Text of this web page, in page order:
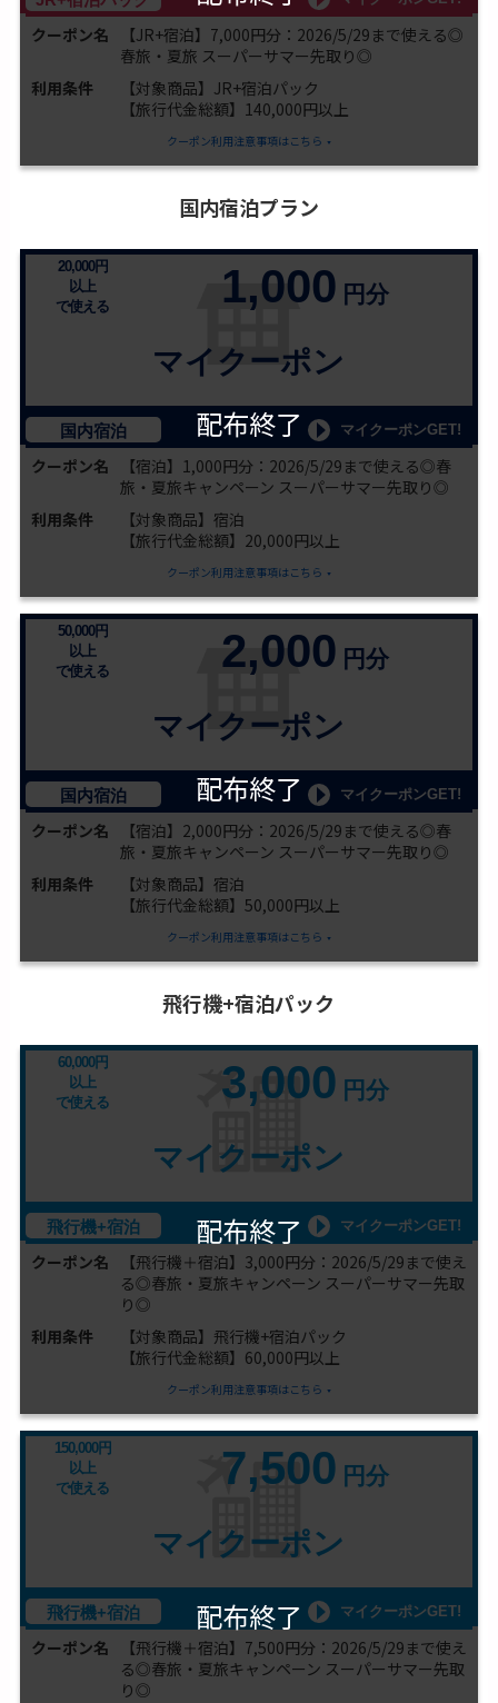
クーポン名
【JR+宿泊】7,000円分：2026/5/29まで使える◎
春旅・夏旅 スーパーサマー先取り◎
利用条件
【対象商品】JR+宿泊パック
【旅行代金総額】140,000円以上
クーポン利用注意事項はこちら
国内宿泊プラン
配布終了
20,000円
以上
で使える
1,000 円分
マイクーポン
国内宿泊 マイクーポンGET!
クーポン名
【宿泊】1,000円分：2026/5/29まで使える◎春
旅・夏旅キャンペーン スーパーサマー先取り◎
利用条件
【対象商品】宿泊
【旅行代金総額】20,000円以上
クーポン利用注意事項はこちら
配布終了
50,000円
以上
で使える
2,000 円分
マイクーポン
国内宿泊 マイクーポンGET!
クーポン名
【宿泊】2,000円分：2026/5/29まで使える◎春
旅・夏旅キャンペーン スーパーサマー先取り◎
利用条件
【対象商品】宿泊
【旅行代金総額】50,000円以上
クーポン利用注意事項はこちら
飛行機+宿泊パック
配布終了
60,000円
以上
で使える
3,000 円分
マイクーポン
飛行機+宿泊 マイクーポンGET!
クーポン名
【飛行機＋宿泊】3,000円分：2026/5/29まで使え
る◎春旅・夏旅キャンペーン スーパーサマー先取
り◎
利用条件
【対象商品】飛行機+宿泊パック
【旅行代金総額】60,000円以上
クーポン利用注意事項はこちら
配布終了
150,000円
以上
で使える
7,500 円分
マイクーポン
飛行機+宿泊 マイクーポンGET!
クーポン名
【飛行機＋宿泊】7,500円分：2026/5/29まで使え
る◎春旅・夏旅キャンペーン スーパーサマー先取
り◎